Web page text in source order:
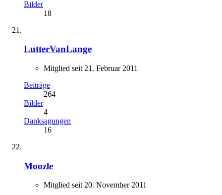
Bilder
18
LutterVanLange
Mitglied seit 21. Februar 2011
Beiträge
264
Bilder
4
Danksagungen
16
Moozle
Mitglied seit 20. November 2011